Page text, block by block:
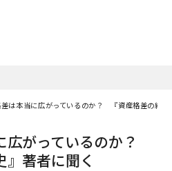
は本当に広がっているのか？ 『資産格差の経済
広がっているのか？
』著者に聞く